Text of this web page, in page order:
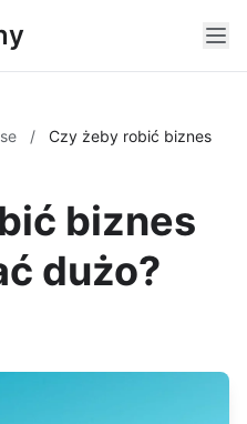
/
Czy żeby robić biznes
biznes
dużo?